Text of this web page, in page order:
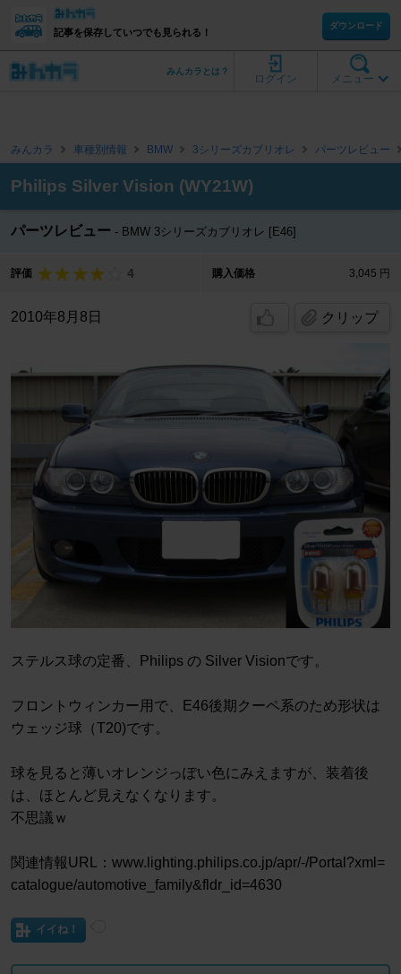
記事を保存していつでも見られる！
ダウンロード
メニュー
ログイン
みんカラとは？
みんカラ 車種別情報 BMW 3シリーズカブリオレ パーツレビュー
Philips Silver Vision (WY21W)
パーツレビュー BMW 3シリーズカブリオレ [E46]
評価 4 購入価格 3,045 円
2010年8月8日 クリップ
ステルス球の定番、Philips の Silver Visionです。
フロントウィンカー用で、E46後期クーペ系のため形状は
ウェッジ球（T20)です。
球を見ると薄いオレンジっぽい色にみえますが、装着後
は、ほとんど見えなくなります。
不思議ｗ
関連情報URL：www.lighting.philips.co.jp/apr/-/Portal?xml=
catalogue/automotive_family&fldr_id=4630
イイね！